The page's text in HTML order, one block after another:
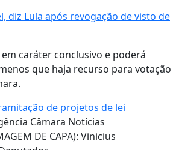
diz Lula após revogação de visto de
caráter conclusivo e poderá
que haja recurso para votação
de projetos de lei
Câmara Notícias
DE CAPA): Vinicius